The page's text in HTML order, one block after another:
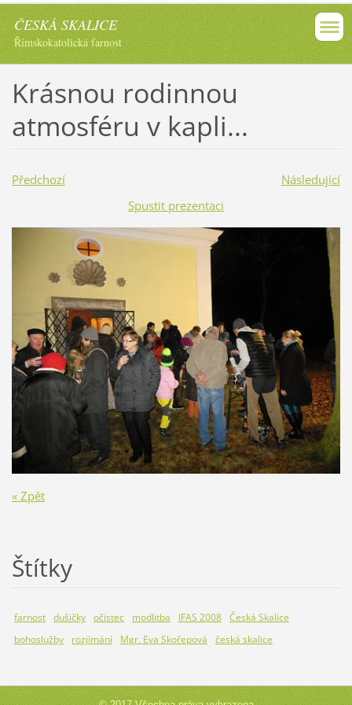
ČESKÁ SKALICE
Římskokatolická farnost
Krásnou rodinnou
atmosféru v kapli...
Předchozí
Následující
Spustit prezentaci
« Zpět
Štítky
farnost dušičky očistec modlitba IFAS 2008 Česká Skalice
bohoslužby
rozjímání Mgr. Eva Skořepová česká skalice